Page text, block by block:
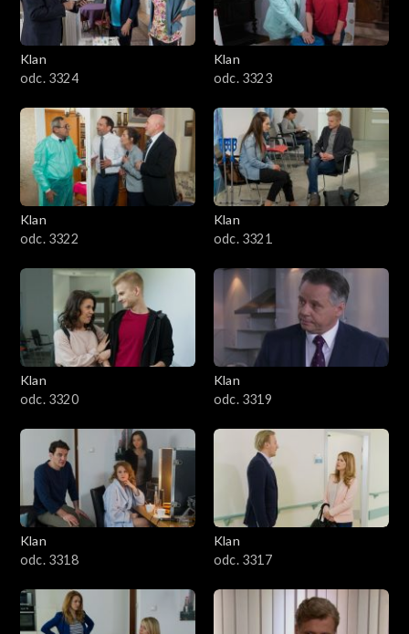
Klan
odc. 3324
Klan
odc. 3323
Klan
odc. 3322
Klan
odc. 3321
Klan
odc. 3320
Klan
odc. 3319
Klan
odc. 3318
Klan
odc. 3317